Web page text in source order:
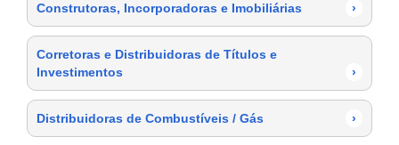
Construtoras, Incorporadoras e Imobiliárias ›
Corretoras e Distribuidoras de Títulos e
Investimentos
›
Distribuidoras de Combustíveis / Gás ›